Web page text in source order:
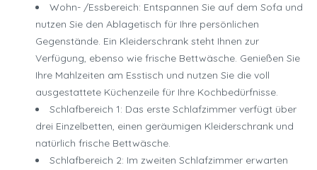
Wohn- /Essbereich: Entspannen Sie auf dem Sofa und
nutzen Sie den Ablagetisch für Ihre persönlichen
Gegenstände. Ein Kleiderschrank steht Ihnen zur
Verfügung, ebenso wie frische Bettwäsche. Genießen Sie
Ihre Mahlzeiten am Esstisch und nutzen Sie die voll
ausgestattete Küchenzeile für Ihre Kochbedürfnisse.
Schlafbereich 1: Das erste Schlafzimmer verfügt über
drei Einzelbetten, einen geräumigen Kleiderschrank und
natürlich frische Bettwäsche.
Schlafbereich 2: Im zweiten Schlafzimmer erwarten